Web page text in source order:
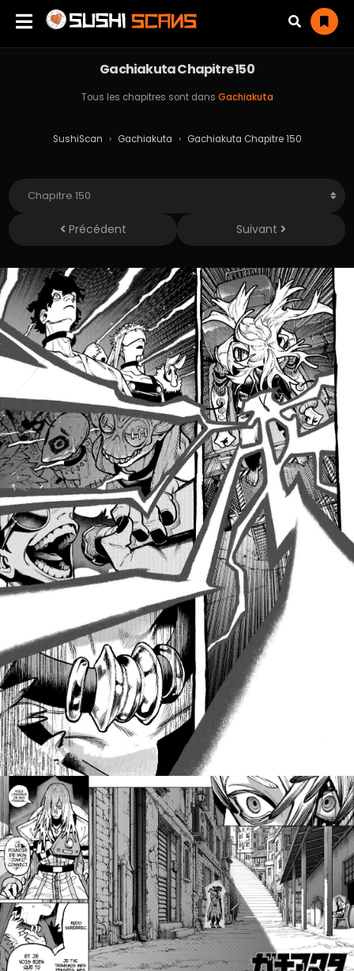
Gachiakuta Chapitre 150
Tous les chapitres sont dans Gachiakuta
SushiScan › Gachiakuta › Gachiakuta Chapitre 150
Précédent Suivant